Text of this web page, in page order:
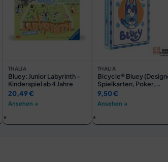
THALIA
Bluey: Junior Labyrinth -
Kinderspiel ab 4 Jahre
20,49 €
Ansehen →
THALIA
Bicycle® Bluey
Spielkarten, Poker,
Skat...)
9,50 €
Ansehen →